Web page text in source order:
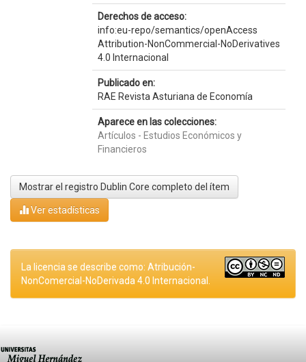
Derechos de acceso:
info:eu-repo/semantics/openAccess
Attribution-NonCommercial-NoDerivatives
4.0 Internacional
Publicado en:
RAE Revista Asturiana de Economía
Aparece en las colecciones:
Artículos - Estudios Económicos y
Financieros
Mostrar el registro Dublin Core completo del ítem
Ver estadísticas
La licencia se describe como: Atribución-
NonComercial-NoDerivada 4.0 Internacional.